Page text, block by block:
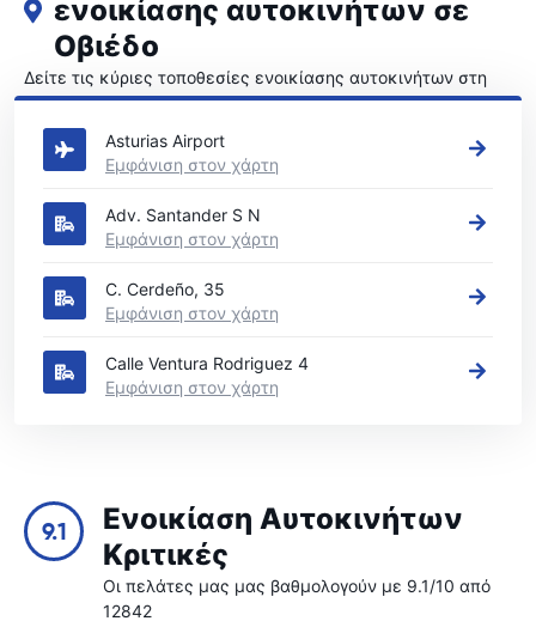
ενοικίασης αυτοκινήτων σε
Οβιέδο
Δείτε τις κύριες τοποθεσίες ενοικίασης αυτοκινήτων στη
Οβιέδο
Asturias Airport
Εμφάνιση στον χάρτη
Adv. Santander S N
Εμφάνιση στον χάρτη
C. Cerdeño, 35
Εμφάνιση στον χάρτη
Calle Ventura Rodriguez 4
Εμφάνιση στον χάρτη
9.1
Ενοικίαση Αυτοκινήτων
Κριτικές
Οι πελάτες μας μας βαθμολογούν με 9.1/10 από
12842